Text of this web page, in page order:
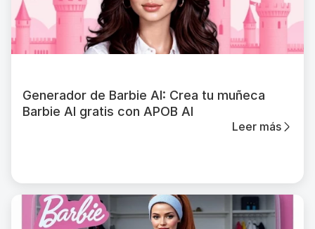
Generador de Barbie AI: Crea tu muñeca
Barbie AI gratis con APOB AI
Leer más